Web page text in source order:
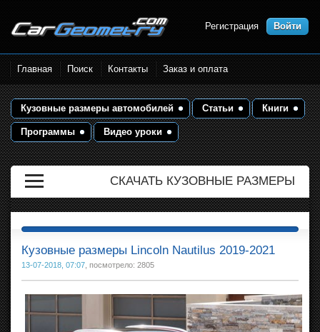
Размеры кузова автомобилей.
Контрольные точки и кузовные
размеры. Геометрия кузова
Регистрация Войти
Главная Поиск Контакты Заказ и оплата
Кузовные размеры автомобилей Статьи Книги
Программы Видео уроки
СКАЧАТЬ КУЗОВНЫЕ РАЗМЕРЫ
Кузовные размеры Lincoln Nautilus 2019-2021
13-07-2018, 07:07 , посмотрело: 2805